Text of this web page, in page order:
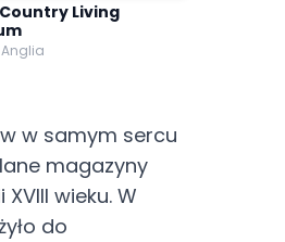
Living
Anglia
w samym sercu
magazyny
wieku. W
do